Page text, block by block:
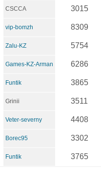
CSCCA 3015
vip-bomzh 8309
Zalu-KZ 5754
Games-KZ-Arman 6286
Funtik 3865
Grinii 3511
Veter-severny 4408
Borec95 3302
Funtik 3765